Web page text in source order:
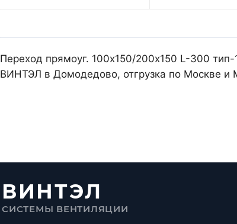
Переход прямоуг. 100х150/200х150 L-300
ВИНТЭЛ в Домодедово, отгрузка по Москве
ВИНТЭЛ
СИСТЕМЫ ВЕНТИЛЯЦИИ